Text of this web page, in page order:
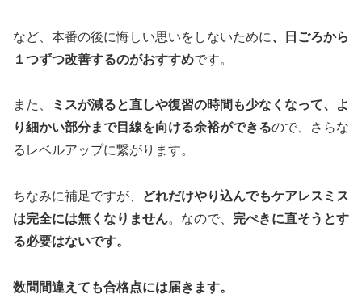
など、本番の後に悔しい思いをしないために、日ごろから
１つずつ改善するのがおすすめです。
また、
ミスが減ると直しや復習の時間も少なくなって、よ
り細かい部分まで目線を向ける余裕ができるので、さらな
るレベルアップに繋がります。
ちなみに補足ですが、
どれだけやり込んでもケアレスミス
は完全には無くなりません。なので、 完ぺきに直そうとす
る必要はないです。
数問間違えても合格点には届きます。